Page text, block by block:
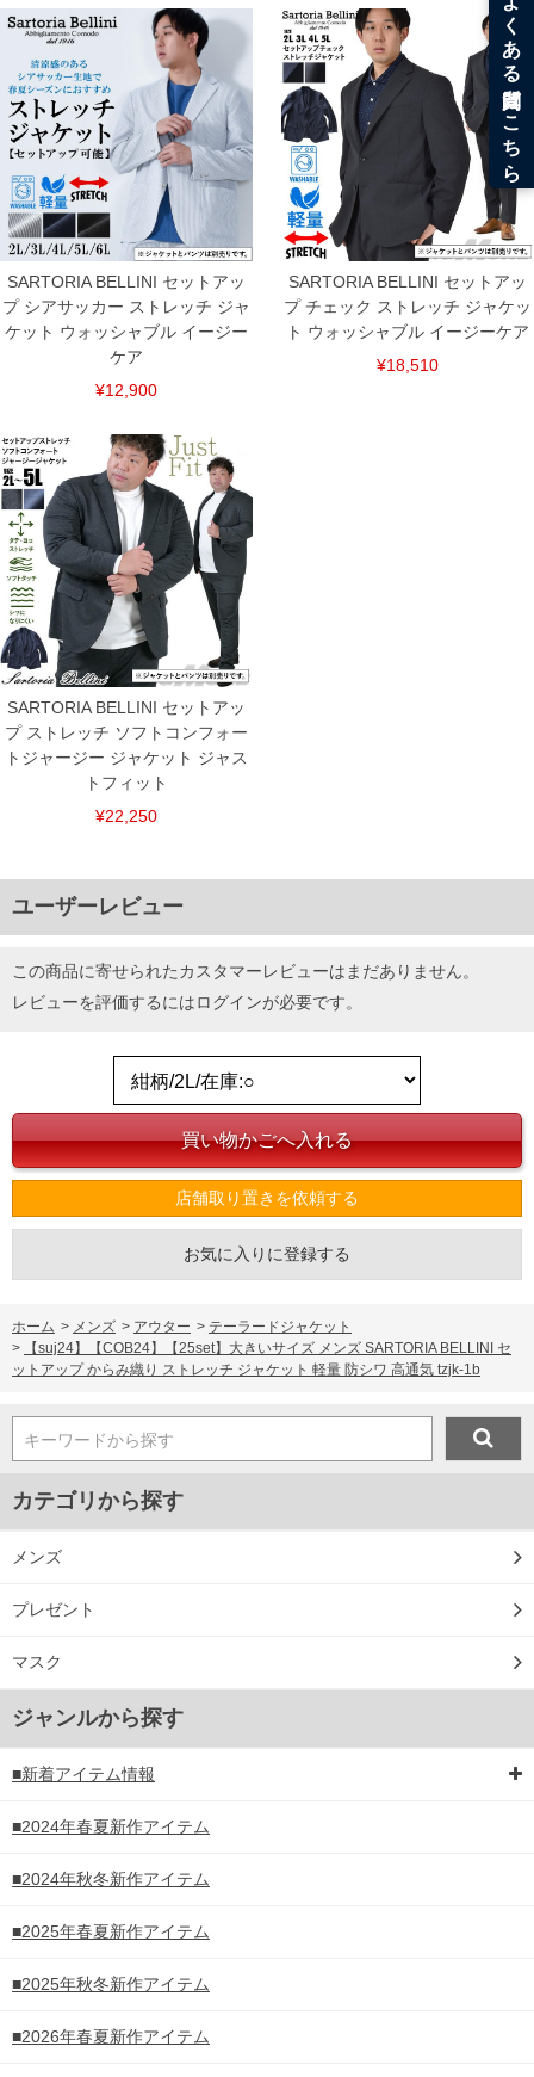
SARTORIA BELLINI セットアッ
プ シアサッカー ストレッチ ジャ
ケット ウォッシャブル イージー
ケア
¥12,900
SARTORIA BELLINI セットアッ
プ チェック ストレッチ ジャケッ
ト ウォッシャブル イージーケア
¥18,510
SARTORIA BELLINI セットアッ
プ ストレッチ ソフトコンフォー
トジャージー ジャケット ジャス
トフィット
¥22,250
ユーザーレビュー
この商品に寄せられたカスタマーレビューはまだありません。
レビューを評価するにはログインが必要です。
店舗取り置きを依頼する
お気に入りに登録する
ホーム > メンズ > アウター > テーラードジャケット
>
【suj24】【COB24】【25set】大きいサイズ メンズ SARTORIA BELLINI セ
ットアップ からみ織り ストレッチ ジャケット 軽量 防シワ 高通気 tzjk-1b
キーワードから探す
カテゴリから探す
メンズ
プレゼント
マスク
ジャンルから探す
■新着アイテム情報
■2024年春夏新作アイテム
■2024年秋冬新作アイテム
■2025年春夏新作アイテム
■2025年秋冬新作アイテム
■2026年春夏新作アイテム